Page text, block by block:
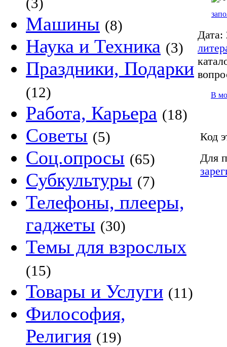
Машины (8)
Наука и Техника (3)
Праздники, Подарки
(12)
Работа, Карьера (18)
Советы (5)
Соц.опросы (65)
Субкультуры (7)
Телефоны, плееры,
гаджеты (30)
Темы для взрослых
(15)
Товары и Услуги (11)
Философия,
Религия (19)
Дата:
В
Код
Для